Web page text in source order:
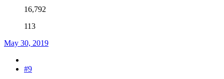
16,792
113
May 30, 2019
#9